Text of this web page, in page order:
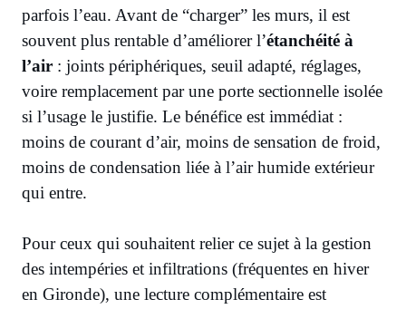
parfois l’eau. Avant de “charger” les murs, il est
souvent plus rentable d’améliorer l’étanchéité à
l’air : joints périphériques, seuil adapté, réglages,
voire remplacement par une porte sectionnelle isolée
si l’usage le justifie. Le bénéfice est immédiat :
moins de courant d’air, moins de sensation de froid,
moins de condensation liée à l’air humide extérieur
qui entre.
Pour ceux qui souhaitent relier ce sujet à la gestion
des intempéries et infiltrations (fréquentes en hiver
en Gironde), une lecture complémentaire est